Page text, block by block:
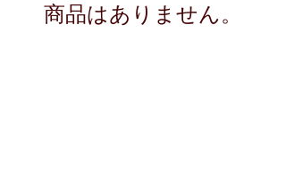
商品はありません。